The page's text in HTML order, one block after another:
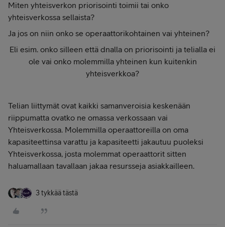
Miten yhteisverkon priorisointi toimii tai onko
yhteisverkossa sellaista?
Ja jos on niin onko se operaattorikohtainen vai yhteinen?
Eli esim. onko silleen että dnalla on priorisointi ja telialla ei
ole vai onko molemmilla yhteinen kun kuitenkin
yhteisverkkoa?
Telian liittymät ovat kaikki samanveroisia keskenään
riippumatta ovatko ne omassa verkossaan vai
Yhteisverkossa. Molemmilla operaattoreilla on oma
kapasiteettinsa varattu ja kapasiteetti jakautuu puoleksi
Yhteisverkossa, josta molemmat operaattorit sitten
haluamallaan tavallaan jakaa resursseja asiakkailleen.
3 tykkää tästä